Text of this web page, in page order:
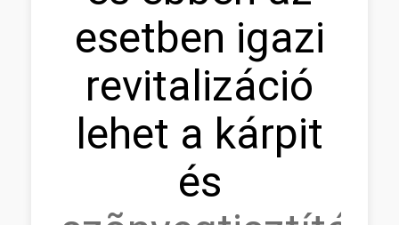
esetben igazi
revitalizáció
lehet a kárpit
és